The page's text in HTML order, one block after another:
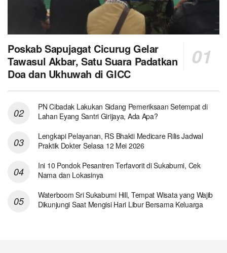
Poskab Sapujagat Cicurug Gelar
Tawasul Akbar, Satu Suara Padatkan
Doa dan Ukhuwah di GICC
PN Cibadak Lakukan Sidang Pemeriksaan Setempat di
Lahan Eyang Santri Girijaya, Ada Apa?
Lengkapi Pelayanan, RS Bhakti Medicare Rilis Jadwal
Praktik Dokter Selasa 12 Mei 2026
Ini 10 Pondok Pesantren Terfavorit di Sukabumi, Cek
Nama dan Lokasinya
Waterboom Sri Sukabumi Hill, Tempat Wisata yang Wajib
Dikunjungi Saat Mengisi Hari Libur Bersama Keluarga